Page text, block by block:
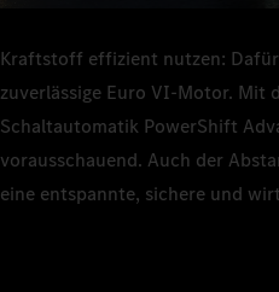
Kraftstoff effizient nutzen:
zuverlässige Euro VI‑Motor. Mit
Schaltautomatik PowerShift
vorausschauend. Auch der
eine entspannte, sichere und